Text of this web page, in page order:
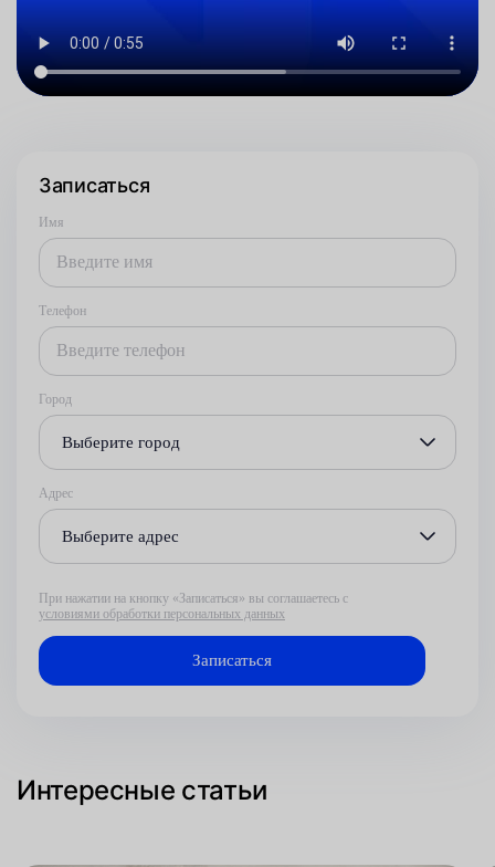
Записаться
Имя
Телефон
Город
Выберите город
Адрес
Выберите адрес
При нажатии на кнопку «Записаться» вы соглашаетесь с
условиями обработки персональных данных
Интересные статьи